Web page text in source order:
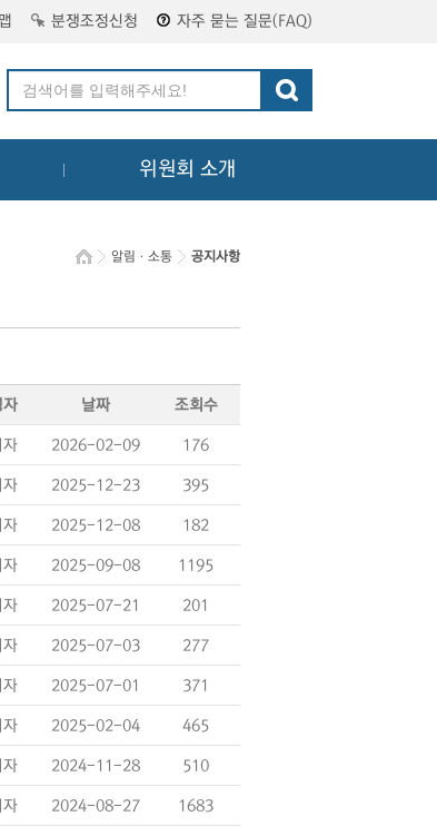
분쟁조정신청 자주 묻는 질문(FAQ)
위원회 소개
알림ㆍ소통 공지사항
자 날짜 조회수
자 2026-02-09 176
자 2025-12-23 395
자 2025-12-08 182
자 2025-09-08 1195
자 2025-07-21 201
자 2025-07-03 277
자 2025-07-01 371
자 2025-02-04 465
자 2024-11-28 510
자 2024-08-27 1683